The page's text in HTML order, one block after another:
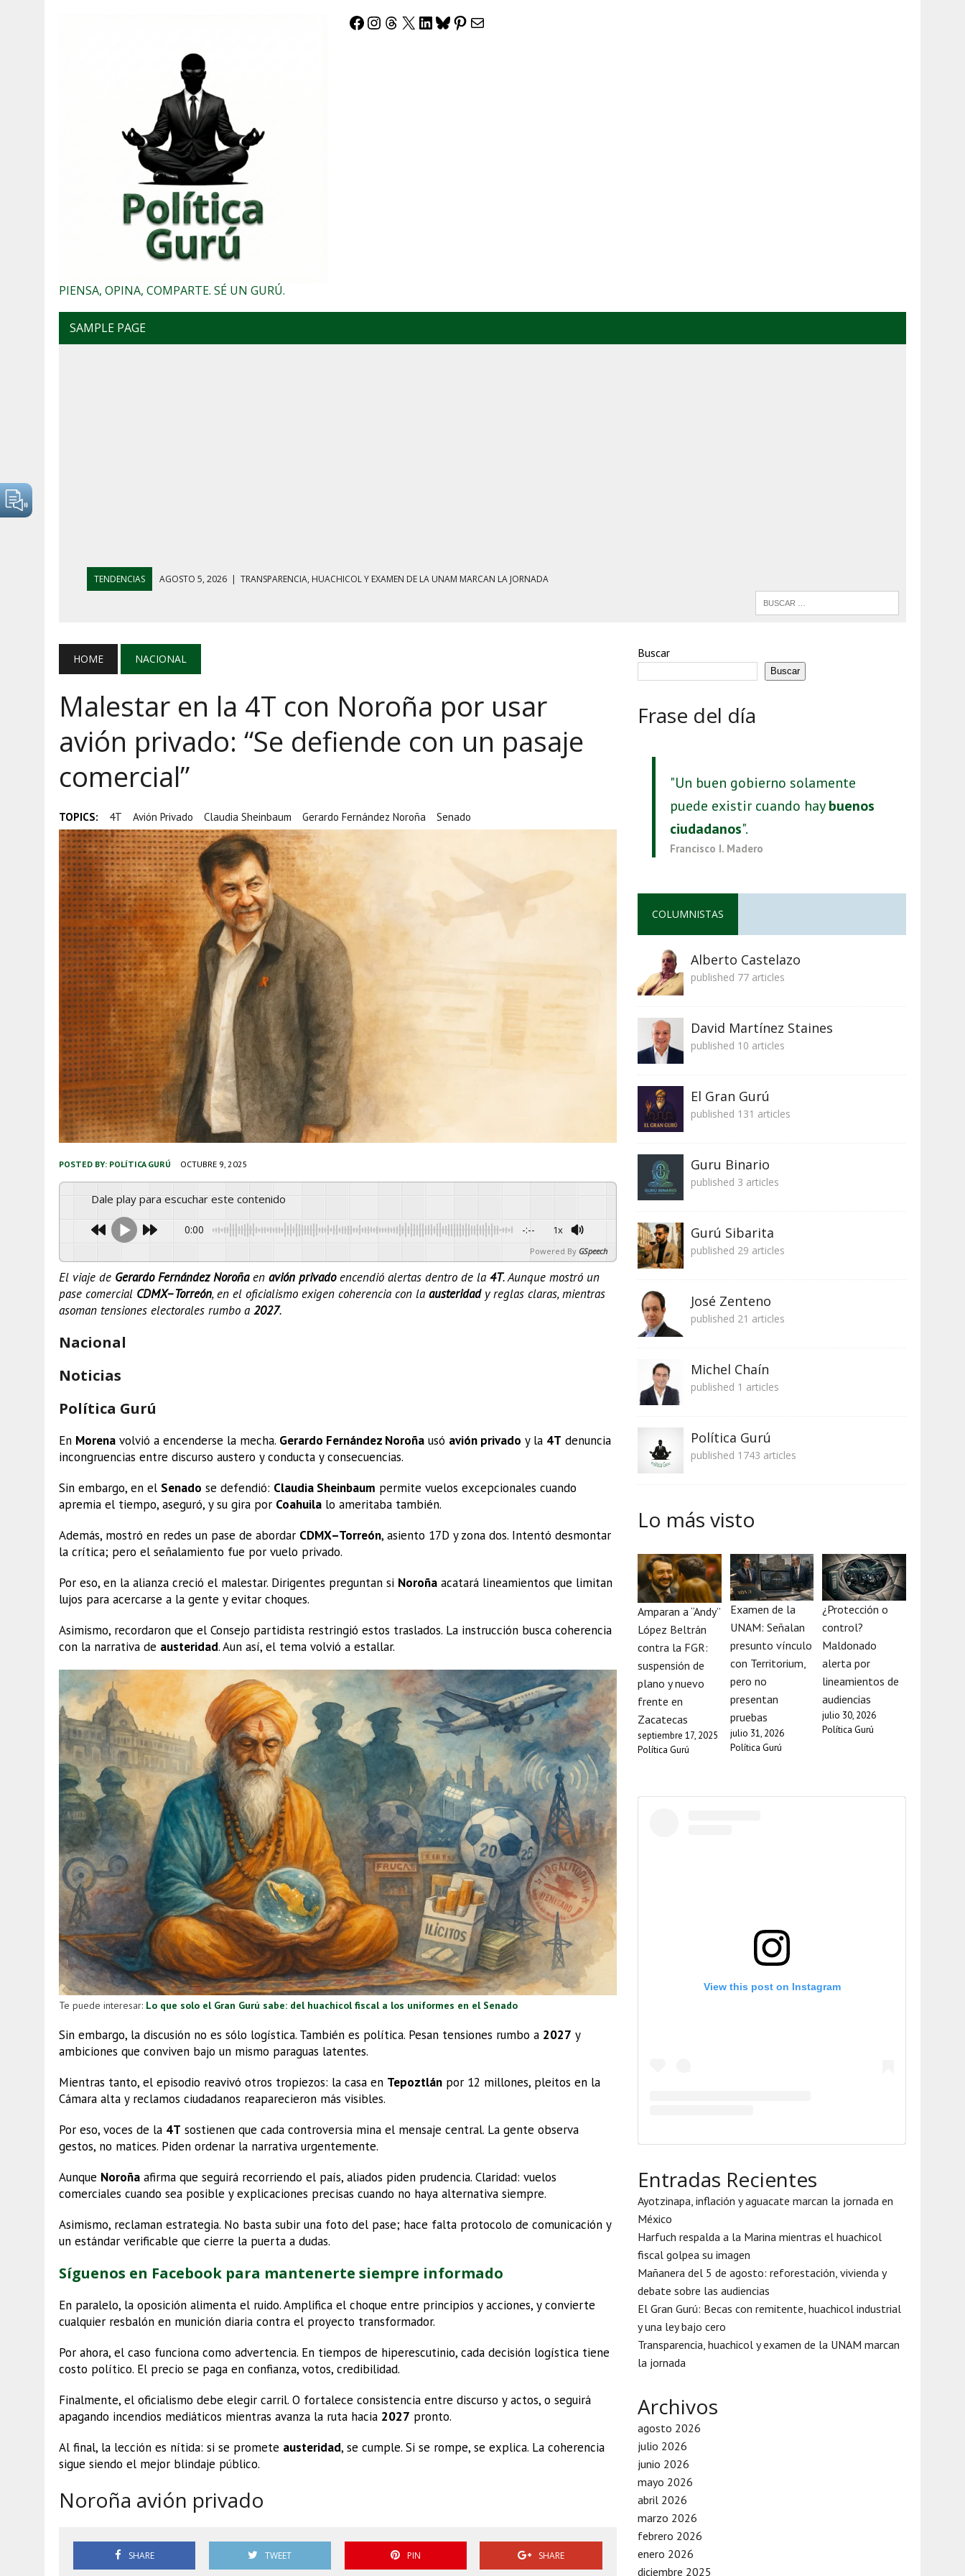
PIENSA, OPINA, COMPARTE. SÉ UN GURÚ.
Facebook
Instagram
Threads
X LinkedIn
Bluesky
Pinterest
Correo electrónico
SAMPLE PAGE
TENDENCIAS AGOSTO 5, 2026 | GOLPE AL HUACHICOL: FGR ASEGURA CUATRO CENTROS Y HASTA 1.1 MILLONES DE LITROS
AGOSTO 5, 2026 | EL GRAN GURÚ: BECAS CON REMITENTE, HUACHICOL INDUSTRIAL Y UNA LEY BAJO CERO
AGOSTO 5, 2026
TRANSPARENCIA, HUACHICOL Y EXAMEN DE LA UNAM MARCAN LA JORNADA
HOME NACIONAL
Malestar en la 4T con Noroña por usar
avión privado: “Se defiende con un pasaje
comercial”
TOPICS: 4T Avión Privado Claudia Sheinbaum Gerardo Fernández Noroña Senado
POSTED BY: POLÍTICA GURÚ OCTUBRE 9, 2025
Dale play para escuchar este contenido
0:00 -:-- 1x
Powered By GSpeech
El viaje de Gerardo Fernández Noroñaen avión privadoencendió alertas dentro de la 4T. Aunque mostró un
pase comercial CDMX–Torreón, en el oficialismo exigen coherencia con la austeridady reglas claras, mientras
asoman tensiones electorales rumbo a 2027.
Nacional
Noticias
Política Gurú
En Morena volvió a encenderse la mecha. Gerardo Fernández Noroña usó avión privado y la 4T denuncia
incongruencias entre discurso austero y conducta y consecuencias.
Sin embargo, en el Senado se defendió: Claudia Sheinbaum permite vuelos excepcionales cuando
apremia el tiempo, aseguró, y su gira por Coahuila lo ameritaba también.
Además, mostró en redes un pase de abordar CDMX–Torreón, asiento 17D y zona dos. Intentó desmontar
la crítica; pero el señalamiento fue por vuelo privado.
Por eso, en la alianza creció el malestar. Dirigentes preguntan si Noroña acatará lineamientos que limitan
lujos para acercarse a la gente y evitar choques.
Asimismo, recordaron que el Consejo partidista restringió estos traslados. La instrucción busca coherencia
con la narrativa de austeridad. Aun así, el tema volvió a estallar.
Te puede interesar: Lo que solo el Gran Gurú sabe: del huachicol fiscal a los uniformes en el Senado
Sin embargo, la discusión no es sólo logística. También es política. Pesan tensiones rumbo a 2027 y
ambiciones que conviven bajo un mismo paraguas latentes.
Mientras tanto, el episodio reavivó otros tropiezos: la casa en Tepoztlán por 12 millones, pleitos en la
Cámara alta y reclamos ciudadanos reaparecieron más visibles.
Por eso, voces de la 4T sostienen que cada controversia mina el mensaje central. La gente observa
gestos, no matices. Piden ordenar la narrativa urgentemente.
Aunque Noroña afirma que seguirá recorriendo el país, aliados piden prudencia. Claridad: vuelos
comerciales cuando sea posible y explicaciones precisas cuando no haya alternativa siempre.
Asimismo, reclaman estrategia. No basta subir una foto del pase; hace falta protocolo de comunicación y
un estándar verificable que cierre la puerta a dudas.
Síguenos en Facebook para mantenerte siempre informado
En paralelo, la oposición alimenta el ruido. Amplifica el choque entre principios y acciones, y convierte
cualquier resbalón en munición diaria contra el proyecto transformador.
Por ahora, el caso funciona como advertencia. En tiempos de hiperescutinio, cada decisión logística tiene
costo político. El precio se paga en confianza, votos, credibilidad.
Finalmente, el oficialismo debe elegir carril. O fortalece consistencia entre discurso y actos, o seguirá
apagando incendios mediáticos mientras avanza la ruta hacia 2027 pronto.
Al final, la lección es nítida: si se promete austeridad, se cumple. Si se rompe, se explica. La coherencia
sigue siendo el mejor blindaje público.
Noroña avión privado
SHARE TWEET PIN SHARE
Buscar
Buscar
Frase del día
"Un buen gobierno solamente
puede existir cuando haybuenos
ciudadanos".
Francisco I. Madero
COLUMNISTAS
Alberto Castelazo
published 77 articles
David Martínez Staines
published 10 articles
El Gran Gurú
published 131 articles
Guru Binario
published 3 articles
Gurú Sibarita
published 29 articles
José Zenteno
published 21 articles
Michel Chaín
published 1 articles
Política Gurú
published 1743 articles
Lo más visto
Amparan a “Andy”
López Beltrán
contra la FGR:
suspensión de
plano y nuevo
frente en
Zacatecas
septiembre 17, 2025
Política Gurú
Examen de la
UNAM: Señalan
presunto vínculo
con Territorium,
pero no
presentan
pruebas
julio 31, 2026
Política Gurú
¿Protección o
control?
Maldonado
alerta por
lineamientos de
audiencias
julio 30, 2026
Política Gurú
View this post on Instagram
Entradas Recientes
Ayotzinapa, inflación y aguacate marcan la jornada en
México
Harfuch respalda a la Marina mientras el huachicol
fiscal golpea su imagen
Mañanera del 5 de agosto: reforestación, vivienda y
debate sobre las audiencias
El Gran Gurú: Becas con remitente, huachicol industrial
y una ley bajo cero
Transparencia, huachicol y examen de la UNAM marcan
la jornada
Archivos
agosto 2026
julio 2026
junio 2026
mayo 2026
abril 2026
marzo 2026
febrero 2026
enero 2026
diciembre 2025